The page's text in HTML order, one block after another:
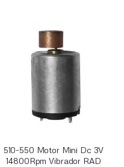
510-550 Motor Mini Dc 3V
14800Rpm Vibrador RAD